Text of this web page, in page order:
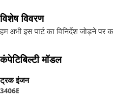
विशेष विवरण
हम अभी इस पार्ट का विनिर्देश जोड़ने पर
कंपेटिबिल्टी मॉडल
ट्रक इंजन
3406E